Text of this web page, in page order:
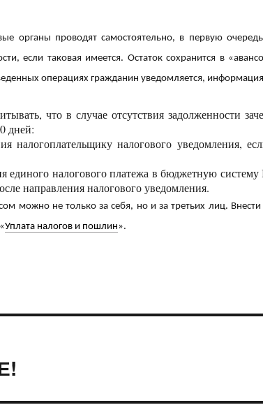
органы проводят самостоятельно, в первую
если таковая имеется. Остаток сохранится в
операциях гражданин уведомляется,
что в случае отсутствия задолженности
дней:
налогоплательщику налогового уведомления,
единого налогового платежа в бюджетную
направления налогового уведомления.
можно не только за себя, но и за третьих лиц.
Уплата налогов и пошлин».